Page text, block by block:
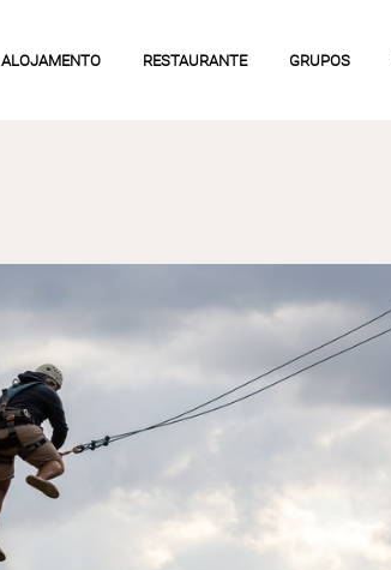
ALOJAMENTO RESTAURANTE GRUPOS